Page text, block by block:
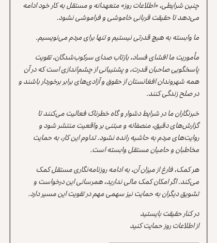
چنین شرایطی، «اطلاعات روز» متعهدانه و مستقل به کار خود ادامه
می‌دهد تا حقیقت قربانی خاموشی و فراموشی نشود.
ما وابسته به هیچ قدرتی نیستیم و تنها برای مردم می‌نویسیم.
مأموریت ما افشای فساد، بازتاب صدای سرکوب‌شدگان، تقویت
پاسخگویی صاحبان قدرت، و پشتیبانی از چشم‌اندازی است که در آن
همه شهروندان افغانستان از حقوق و آزادی‌های برابر برخوردار باشند و
در صلح زندگی کنند.
خبرنگاران ما در شرایط دشوار و گاه خطرناک فعالیت می‌کنند تا
گزارش‌های دقیق، منصفانه و مبتنی بر واقعیت منتشر شود و
روایت‌های مردم به حاشیه رانده نشود. تداوم این کار، به حمایت
مخاطبان و حامیان مستقل وابسته است.
هر کمک، فارغ از میزان آن، به ادامه روزنامه‌نگاری مستقل کمک
می‌کند. اگر امکان کمک مالی ندارید، همرسانی این درخواست و
تشویق دیگران به حمایت نیز سهمی مهم در تقویت این مسیر دارد.
در کنار حقیقت بایستید
از اطلاعات روز حمایت کنید